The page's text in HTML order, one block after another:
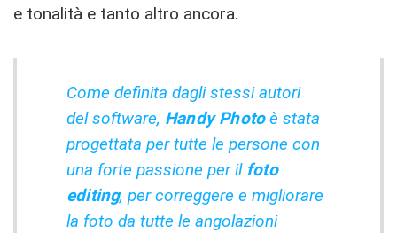
e tonalità e tanto altro ancora.
Come definita dagli stessi autori
del software, Handy Photoè stata
progettata per tutte le persone con
una forte passione per il foto
editing, per correggere e migliorare
la foto da tutte le angolazioni